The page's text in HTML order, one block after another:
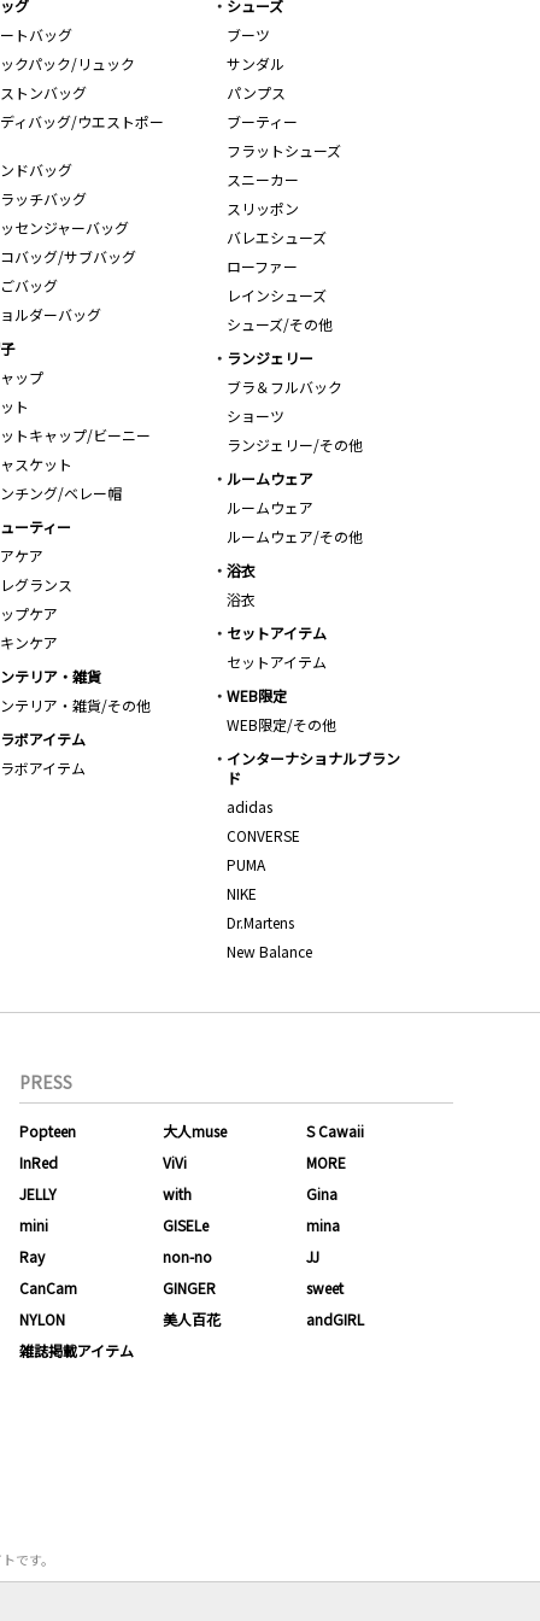
グ
トバッグ
クパック/リュック
トンバッグ
ィバッグ/ウエストポー
ドバッグ
ッチバッグ
センジャーバッグ
バッグ/サブバッグ
バッグ
ルダーバッグ
シューズ
ブーツ
サンダル
パンプス
ブーティー
フラットシューズ
スニーカー
スリッポン
バレエシューズ
ローファー
レインシューズ
シューズ/その他
ップ
ト
トキャップ/ビーニー
スケット
チング/ベレー帽
ランジェリー
ブラ＆フルバック
ショーツ
ランジェリー/その他
ルームウェア
ルームウェア
ルームウェア/その他
ーティー
ケア
グランス
プケア
ンケア
浴衣
浴衣
セットアイテム
セットアイテム
テリア・雑貨
テリア・雑貨/その他
WEB限定
WEB限定/その他
ボアイテム
ボアイテム
インターナショナルブラン
ド
adidas
CONVERSE
PUMA
NIKE
Dr.Martens
New Balance
PRESS
Popteen 大人muse
S Cawaii
InRed
ViVi
MORE
JELLY
with
Gina
mini
GISELe
mina
Ray
non-no
JJ
CanCam
GINGER
sweet
NYLON
美人百花
andGIRL
雑誌掲載アイテム
です。